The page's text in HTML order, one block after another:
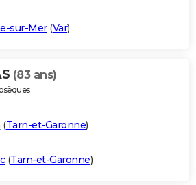
sur-Mer(Var)
(83 ans)
(Tarn-et-Garonne)
(Tarn-et-Garonne)